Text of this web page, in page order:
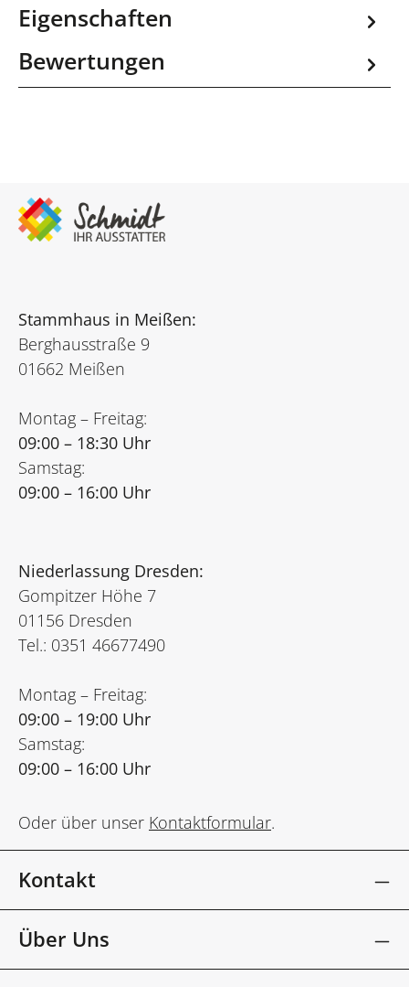
Eigenschaften
Bewertungen
Stammhaus in Meißen:
Berghausstraße 9
01662 Meißen
Montag – Freitag:
09:00 – 18:30 Uhr
Samstag:
09:00 – 16:00 Uhr
Niederlassung Dresden:
Gompitzer Höhe 7
01156 Dresden
Tel.: 0351 46677490
Montag – Freitag:
09:00 – 19:00 Uhr
Samstag:
09:00 – 16:00 Uhr
Oder über unser Kontaktformular.
Kontakt
Über Uns